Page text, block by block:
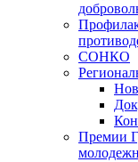
СОНКО
Премии